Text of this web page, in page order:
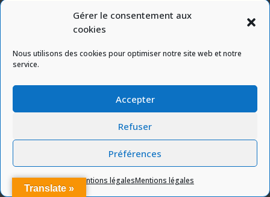
Gérer le consentement aux
cookies
Nous utilisons des cookies pour optimiser notre site web et notre
service.
Accepter
Refuser
Préférences
Mentions légalesMentions légales
Mobilier d’accueil et réunion
Contactez nous

Translate »